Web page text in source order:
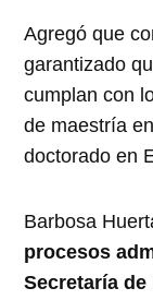
Agregó que
garantizado
cumplan con
de maestría
doctorado en
Barbosa
procesos
Secretaría